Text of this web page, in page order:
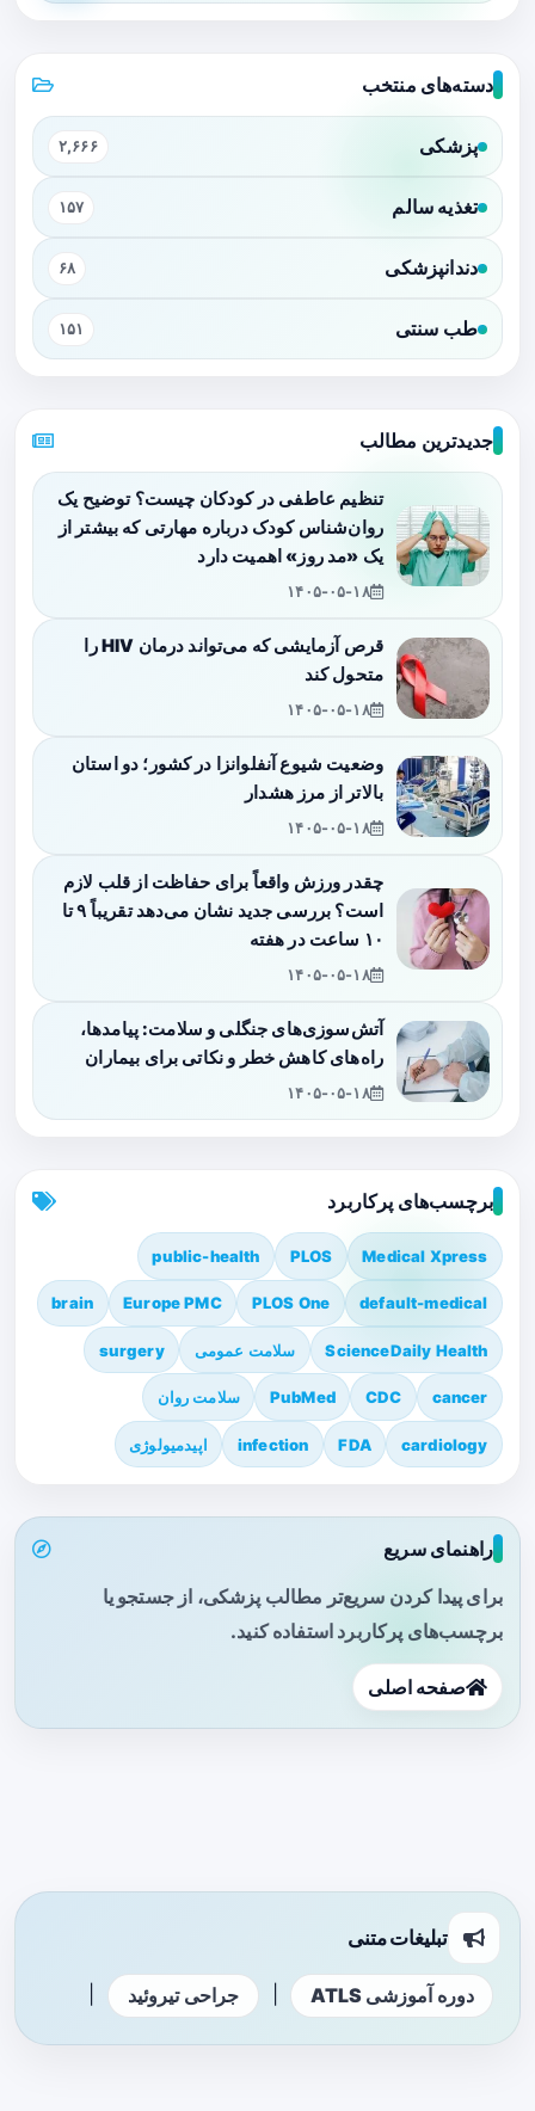
دسته‌های منتخب
پزشکی ۲,۶۶۶
تغذیه سالم ۱۵۷
دندانپزشکی ۶۸
طب سنتی ۱۵۱
جدیدترین مطالب
تنظیم عاطفی در کودکان چیست؟ توضیح یک
روان‌شناس کودک درباره مهارتی که بیشتر از
یک «مد روز» اهمیت دارد
۱۴۰۵-۰۵-۱۸
قرص آزمایشی که می‌تواند درمان HIV را
متحول کند
۱۴۰۵-۰۵-۱۸
وضعیت شیوع آنفلوانزا در کشور؛ دو استان
بالاتر از مرز هشدار
۱۴۰۵-۰۵-۱۸
چقدر ورزش واقعاً برای حفاظت از قلب لازم
است؟ بررسی جدید نشان می‌دهد تقریباً ۹ تا
۱۰ ساعت در هفته
۱۴۰۵-۰۵-۱۸
آتش‌سوزی‌های جنگلی و سلامت: پیامدها،
راه‌های کاهش خطر و نکاتی برای بیماران
۱۴۰۵-۰۵-۱۸
برچسب‌های پرکاربرد
Medical Xpress
PLOS
public-health
default-medical
PLOS One
Europe PMC
brain
ScienceDaily Health سلامت عمومی surgery
cancer
CDC
PubMed سلامت روان
cardiology
FDA
infection اپیدمیولوژی
راهنمای سریع
برای پیدا کردن سریع‌تر مطالب پزشکی، از جستجو یا
برچسب‌های پرکاربرد استفاده کنید.
صفحه اصلی
تبلیغات متنی
دوره آموزشی ATLS جراحی تیروئید